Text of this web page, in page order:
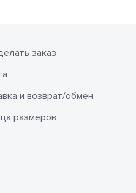
заказ
и возврат/обмен
размеров